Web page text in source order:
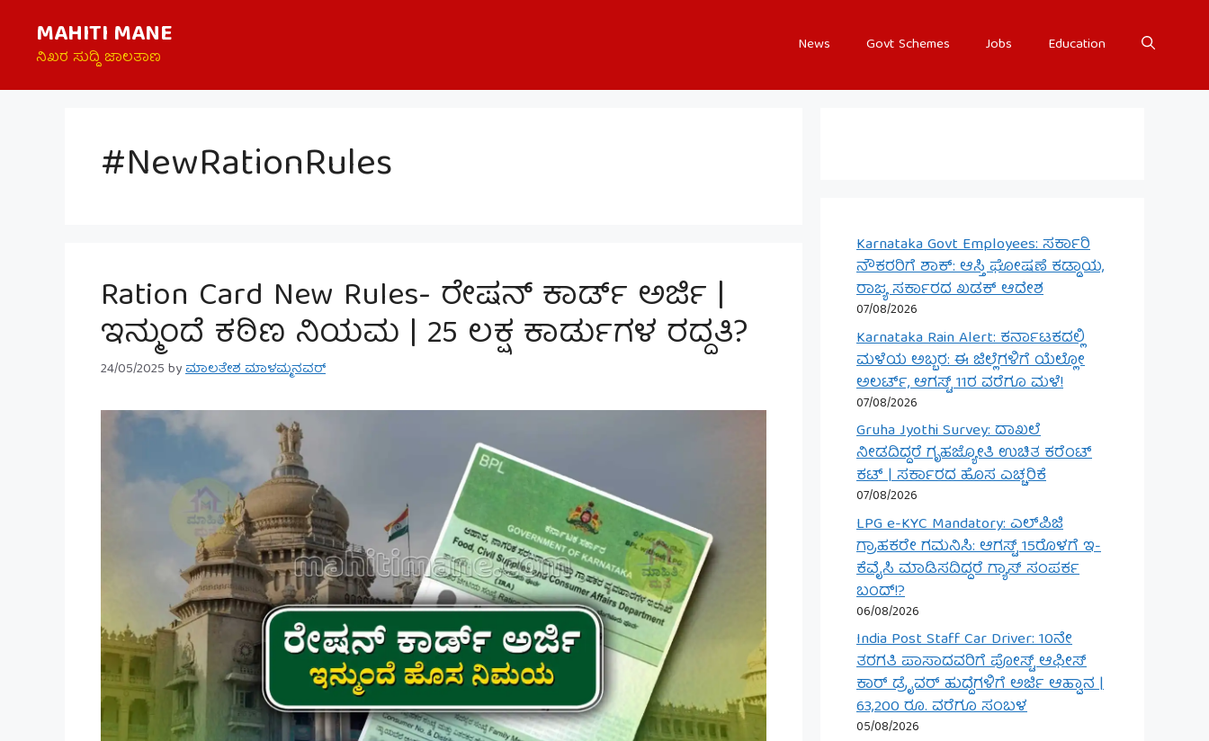
content
MAHITI MANE
ನಿಖರ ಸುದ್ದಿ ಜಾಲತಾಣ
News Govt Schemes Jobs Education
#NewRationRules
Ration Card New Rules- ರೇಷನ್ ಕಾರ್ಡ್ ಅರ್ಜಿ |
ಇನ್ಮುಂದೆ ಕಠಿಣ ನಿಯಮ | 25 ಲಕ್ಷ ಕಾರ್ಡುಗಳ ರದ್ದತಿ?
24/05/2025byಮಾಲತೇಶ ಮಾಳಮ್ಮನವರ್
Karnataka Govt Employees: ಸರ್ಕಾರಿ
ನೌಕರರಿಗೆ ಶಾಕ್: ಆಸ್ತಿ ಘೋಷಣೆ ಕಡ್ಡಾಯ,
ರಾಜ್ಯ ಸರ್ಕಾರದ ಖಡಕ್ ಆದೇಶ
07/08/2026
Karnataka Rain Alert: ಕರ್ನಾಟಕದಲ್ಲಿ
ಮಳೆಯ ಅಬ್ಬರ: ಈ ಜಿಲ್ಲೆಗಳಿಗೆ ಯೆಲ್ಲೋ
ಅಲರ್ಟ್, ಆಗಸ್ಟ್ 11ರ ವರೆಗೂ ಮಳೆ!
07/08/2026
Gruha Jyothi Survey: ದಾಖಲೆ
ನೀಡದಿದ್ದರೆ ಗೃಹಜ್ಯೋತಿ ಉಚಿತ ಕರೆಂಟ್
ಕಟ್ | ಸರ್ಕಾರದ ಹೊಸ ಎಚ್ಚರಿಕೆ
07/08/2026
LPG e-KYC Mandatory: ಎಲ್‌ಪಿಜಿ
ಗ್ರಾಹಕರೇ ಗಮನಿಸಿ: ಆಗಸ್ಟ್ 15ರೊಳಗೆ ಇ-
ಕೆವೈಸಿ ಮಾಡಿಸದಿದ್ದರೆ ಗ್ಯಾಸ್ ಸಂಪರ್ಕ
ಬಂದ್!?
06/08/2026
India Post Staff Car Driver: 10ನೇ
ತರಗತಿ ಪಾಸಾದವರಿಗೆ ಪೋಸ್ಟ್ ಆಫೀಸ್
ಕಾರ್ ಡ್ರೈವರ್ ಹುದ್ದೆಗಳಿಗೆ ಅರ್ಜಿ ಆಹ್ವಾನ |
63,200 ರೂ. ವರೆಗೂ ಸಂಬಳ
05/08/2026